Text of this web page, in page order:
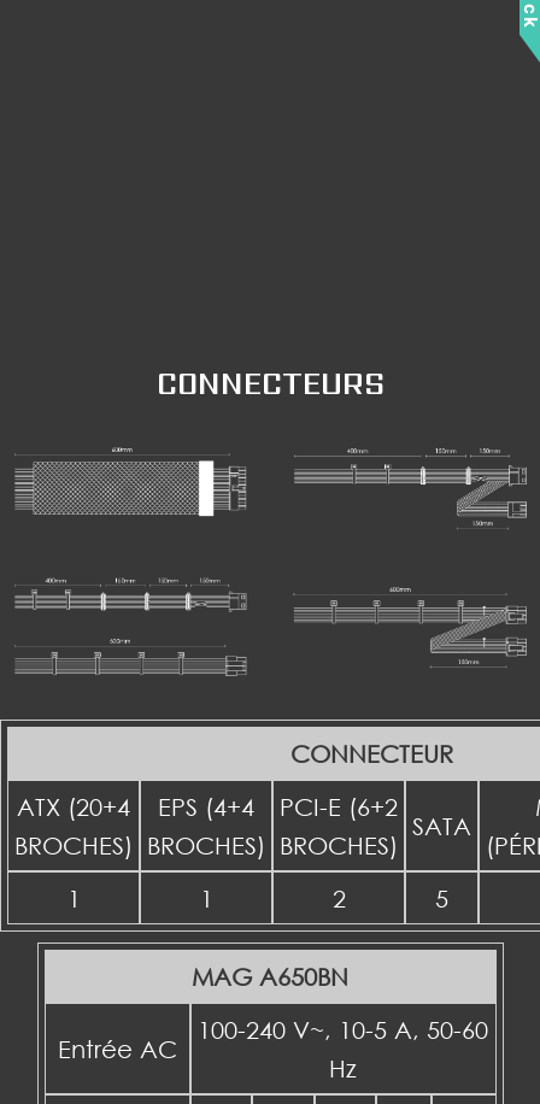
CONNECTEURS
CONNECTEUR
ATX (20+4
BROCHES)
EPS (4+4
BROCHES)
PCI-E (6+2
BROCHES)
SATA
1
1 2 5
MAG A650BN
Entrée AC
100-240 V~, 10-5 A, 50-60
Hz